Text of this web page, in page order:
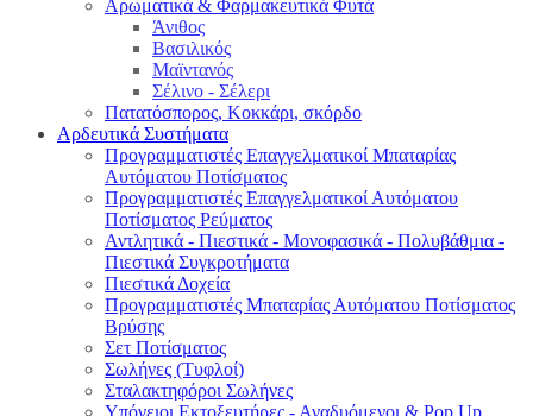
Αρωματικά & Φαρμακευτικά Φυτά
Άνιθος
Βασιλικός
Μαϊντανός
Σέλινο - Σέλερι
Πατατόσπορος, Κοκκάρι, σκόρδο
Αρδευτικά Συστήματα
Προγραμματιστές Επαγγελματικοί Μπαταρίας
Αυτόματου Ποτίσματος
Προγραμματιστές Επαγγελματικοί Αυτόματου
Ποτίσματος Ρεύματος
Αντλητικά - Πιεστικά - Μονοφασικά - Πολυβάθμια -
Πιεστικά Συγκροτήματα
Πιεστικά Δοχεία
Προγραμματιστές Μπαταρίας Αυτόματου Ποτίσματος
Βρύσης
Σετ Ποτίσματος
Σωλήνες (Τυφλοί)
Σταλακτηφόροι Σωλήνες
Υπόγειοι Εκτοξευτήρες - Αναδυόμενοι & Pop Up